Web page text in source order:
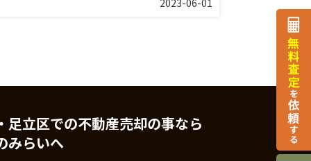
2023-06-01
足立区での不動産売却の事なら
みらいへ